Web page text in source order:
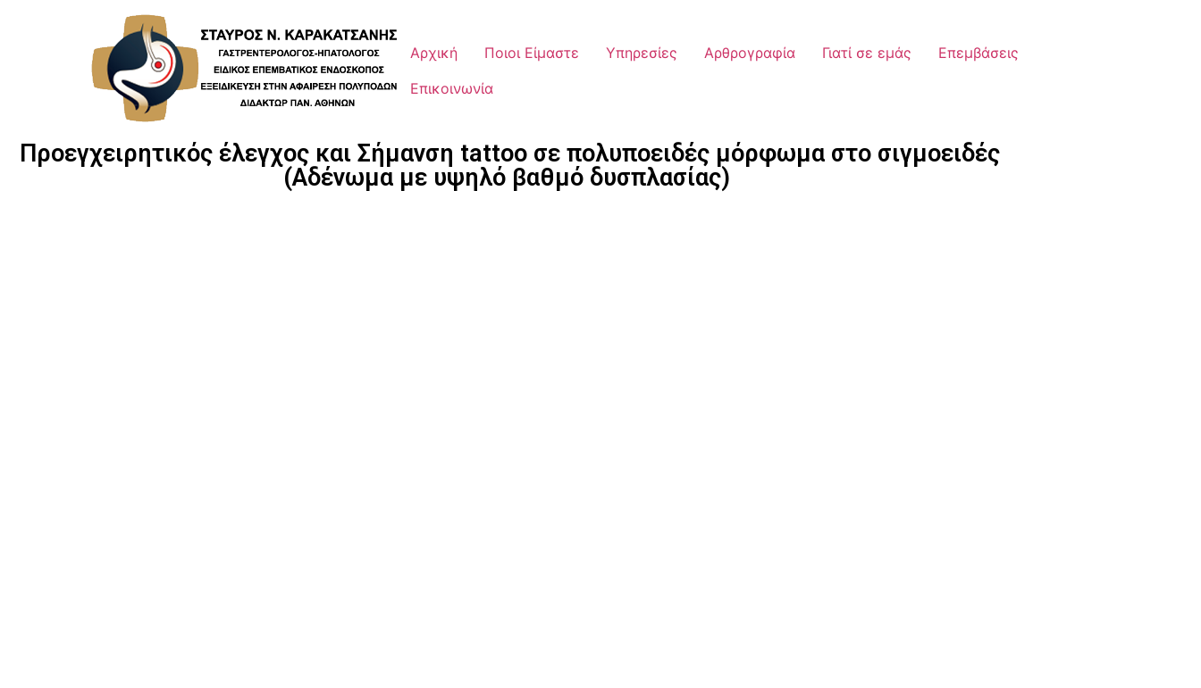
Αρχική Ποιοι Είμαστε Υπηρεσίες Αρθρογραφία Γιατί σε εμάς
Επεμβάσεις
Επικοινωνία
Προεγχειρητικός έλεγχος και Σήμανση tattoo σε πολυποειδές μόρφωμα στο σιγμοειδές
(Αδένωμα με υψηλό βαθμό δυσπλασίας)